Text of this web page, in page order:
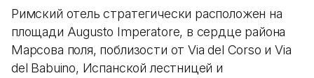
Римский отель стратегически расположен на
площади Augusto Imperatore, в сердце района
Марсова поля, поблизости от Via del Corso и Via
del Babuino, Испанской лестницей и